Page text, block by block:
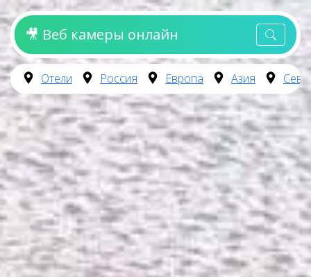
🎥 Веб камеры онлайн
Отели Россия Европа Азия